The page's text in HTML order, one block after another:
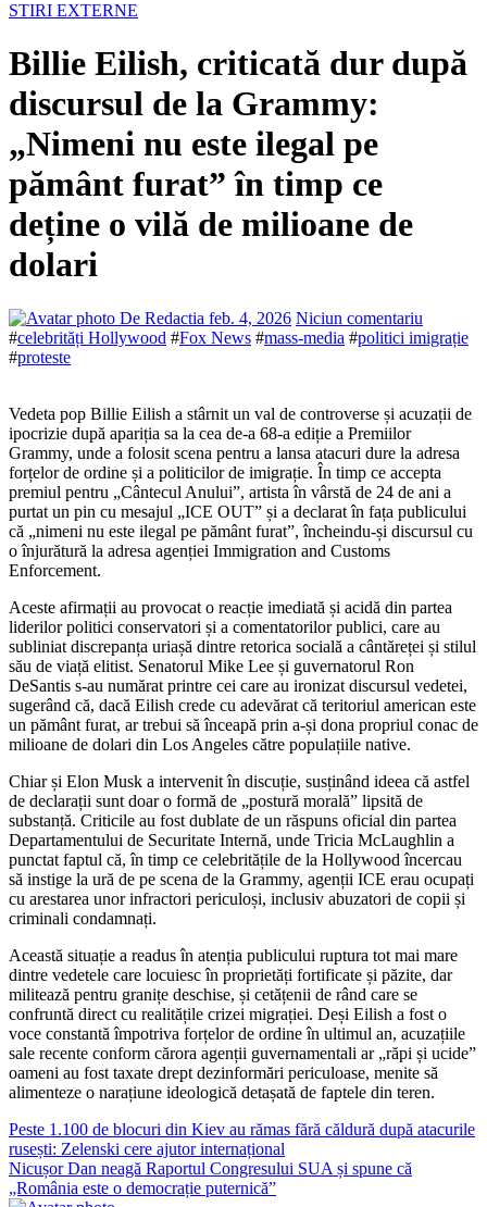
STIRI EXTERNE
Billie Eilish, criticată dur după
discursul de la Grammy:
„Nimeni nu este ilegal pe
pământ furat” în timp ce
deține o vilă de milioane de
dolari
De Redactia feb. 4, 2026 Niciun comentariu
#celebrități Hollywood #Fox News #mass-media #politici imigrație
#proteste
Vedeta pop Billie Eilish a stârnit un val de controverse și acuzații de
ipocrizie după apariția sa la cea de-a 68-a ediție a Premiilor
Grammy, unde a folosit scena pentru a lansa atacuri dure la adresa
forțelor de ordine și a politicilor de imigrație. În timp ce accepta
premiul pentru „Cântecul Anului”, artista în vârstă de 24 de ani a
purtat un pin cu mesajul „ICE OUT” și a declarat în fața publicului
că „nimeni nu este ilegal pe pământ furat”, încheindu-și discursul cu
o înjurătură la adresa agenției Immigration and Customs
Enforcement.
Aceste afirmații au provocat o reacție imediată și acidă din partea
liderilor politici conservatori și a comentatorilor publici, care au
subliniat discrepanța uriașă dintre retorica socială a cântăreței și stilul
său de viață elitist. Senatorul Mike Lee și guvernatorul Ron
DeSantis s-au numărat printre cei care au ironizat discursul vedetei,
sugerând că, dacă Eilish crede cu adevărat că teritoriul american este
un pământ furat, ar trebui să înceapă prin a-și dona propriul conac de
milioane de dolari din Los Angeles către populațiile native.
Chiar și Elon Musk a intervenit în discuție, susținând ideea că astfel
de declarații sunt doar o formă de „postură morală” lipsită de
substanță. Criticile au fost dublate de un răspuns oficial din partea
Departamentului de Securitate Internă, unde Tricia McLaughlin a
punctat faptul că, în timp ce celebritățile de la Hollywood încercau
să instige la ură de pe scena de la Grammy, agenții ICE erau ocupați
cu arestarea unor infractori periculoși, inclusiv abuzatori de copii și
criminali condamnați.
Această situație a readus în atenția publicului ruptura tot mai mare
dintre vedetele care locuiesc în proprietăți fortificate și păzite, dar
militează pentru granițe deschise, și cetățenii de rând care se
confruntă direct cu realitățile crizei migrației. Deși Eilish a fost o
voce constantă împotriva forțelor de ordine în ultimul an, acuzațiile
sale recente conform cărora agenții guvernamentali ar „răpi și ucide”
oameni au fost taxate drept dezinformări periculoase, menite să
alimenteze o narațiune ideologică detașată de faptele din teren.
Navigare
în
articole
Peste 1.100 de blocuri din Kiev au rămas fără căldură după atacurile
rusești: Zelenski cere ajutor internațional
Nicușor Dan neagă Raportul Congresului SUA și spune că
„România este o democrație puternică”